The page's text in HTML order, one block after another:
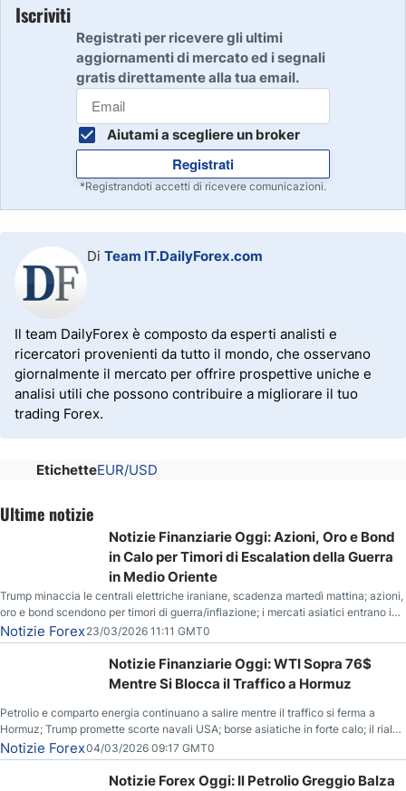
Iscriviti
Registrati per ricevere gli ultimi
aggiornamenti di mercato ed i segnali
gratis direttamente alla tua email.
Aiutami a scegliere un broker
Registrati
*Registrandoti accetti di ricevere comunicazioni.
Di Team IT.DailyForex.com
Il team DailyForex è composto da esperti analisti e
ricercatori provenienti da tutto il mondo, che osservano
giornalmente il mercato per offrire prospettive uniche e
analisi utili che possono contribuire a migliorare il tuo
trading Forex.
EtichetteEUR/USD
Ultime notizie
Notizie Finanziarie Oggi: Azioni, Oro e Bond
in Calo per Timori di Escalation della Guerra
in Medio Oriente
Trump minaccia le centrali elettriche iraniane, scadenza martedì mattina; azioni,
oro e bond scendono per timori di guerra/inflazione; i mercati asiatici entrano in
correzione; il petrolio greggio resta stabile.
Notizie Forex23/03/2026 11:11 GMT0
Notizie Finanziarie Oggi: WTI Sopra 76$
Mentre Si Blocca il Traffico a Hormuz
Petrolio e comparto energia continuano a salire mentre il traffico si ferma a
Hormuz; Trump promette scorte navali USA; borse asiatiche in forte calo; il rialzo
del gas naturale mette pressione all’euro.
Notizie Forex04/03/2026 09:17 GMT0
Notizie Forex Oggi: Il Petrolio Greggio Balza